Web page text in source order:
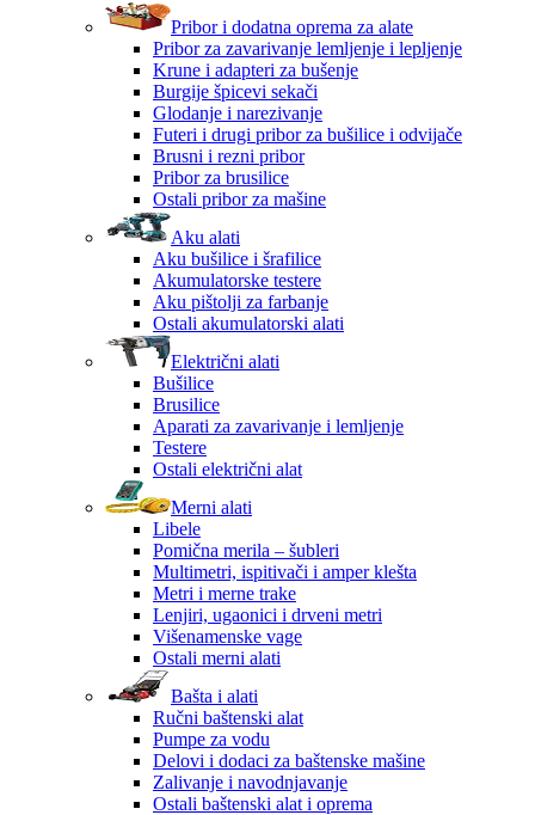
Pribor i dodatna oprema za alate
Pribor za zavarivanje lemljenje i lepljenje
Krune i adapteri za bušenje
Burgije špicevi sekači
Glodanje i narezivanje
Futeri i drugi pribor za bušilice i odvijače
Brusni i rezni pribor
Pribor za brusilice
Ostali pribor za mašine
Aku alati
Aku bušilice i šrafilice
Akumulatorske testere
Aku pištolji za farbanje
Ostali akumulatorski alati
Električni alati
Bušilice
Brusilice
Aparati za zavarivanje i lemljenje
Testere
Ostali električni alat
Merni alati
Libele
Pomična merila – šubleri
Multimetri, ispitivači i amper klešta
Metri i merne trake
Lenjiri, ugaonici i drveni metri
Višenamenske vage
Ostali merni alati
Bašta i alati
Ručni baštenski alat
Pumpe za vodu
Delovi i dodaci za baštenske mašine
Zalivanje i navodnjavanje
Ostali baštenski alat i oprema